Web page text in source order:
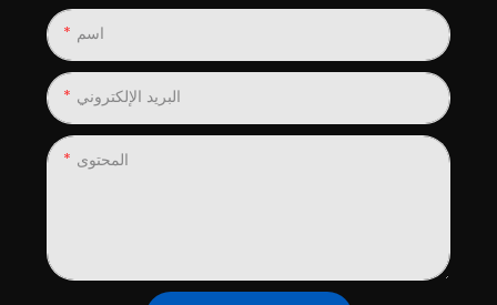
اسم
البريد الإلكتروني
المحتوى